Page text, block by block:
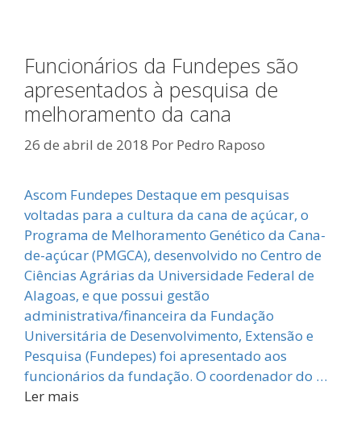
Funcionários da Fundepes são
apresentados à pesquisa de
melhoramento da cana
26 de abril de 2018 Por Pedro Raposo
Ascom Fundepes Destaque em pesquisas
voltadas para a cultura da cana de açúcar, o
Programa de Melhoramento Genético da Cana-
de-açúcar (PMGCA), desenvolvido no Centro de
Ciências Agrárias da Universidade Federal de
Alagoas, e que possui gestão
administrativa/financeira da Fundação
Universitária de Desenvolvimento, Extensão e
Pesquisa (Fundepes) foi apresentado aos
funcionários da fundação. O coordenador do …
Ler mais